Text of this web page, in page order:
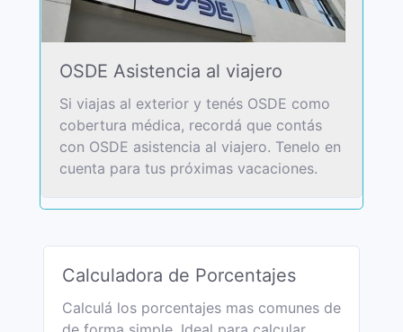
OSDE Asistencia al viajero
Si viajas al exterior y tenés OSDE como
cobertura médica, recordá que contás
con OSDE asistencia al viajero. Tenelo en
cuenta para tus próximas vacaciones.
Calculadora de Porcentajes
Calculá los porcentajes mas comunes de